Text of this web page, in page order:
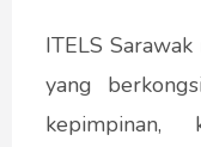
ITELS
yang
kepimpinan,